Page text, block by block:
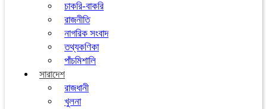
চাকরি-বাকরি
রাজনীতি
নাগরিক সংবাদ
তথ্যকণিকা
পাঁচমিশালি
সারাদেশ
রাজধানী
খুলনা